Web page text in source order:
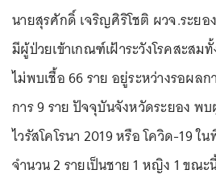
นายสุรศักดิ์ เจริญศิริโชติ ผวจ.ระยอ
มีผู้ป่วยเข้าเกณฑ์เฝ้าระวังโรคสะสม
ไม่พบเชื้อ 66 ราย อยู่ระหว่างรอผล
การ 9 ราย ปัจจุบันจังหวัดระยอง พ
ไวรัสโคโรนา 2019 หรือ โควิด-19
จำนวน 2 รายเป็นชาย 1 หญิง 1 ขณะ